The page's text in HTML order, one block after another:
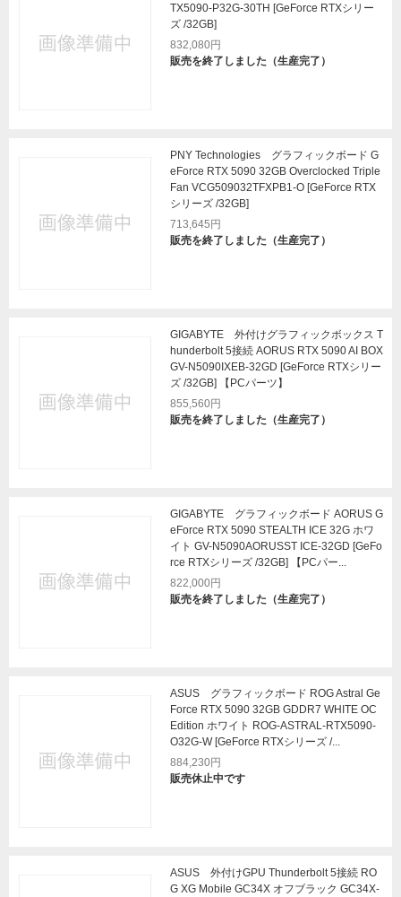
TX5090-P32G-30TH [GeForce RTXシリー
ズ /32GB]
832,080円
販売を終了しました（生産完了）
PNY Technologies グラフィックボード G
eForce RTX 5090 32GB Overclocked Triple
Fan VCG509032TFXPB1-O [GeForce RTX
シリーズ /32GB]
713,645円
販売を終了しました（生産完了）
GIGABYTE 外付けグラフィックボックス T
hunderbolt 5接続 AORUS RTX 5090 AI BOX
GV-N5090IXEB-32GD [GeForce RTXシリー
ズ /32GB] 【PCパーツ】
855,560円
販売を終了しました（生産完了）
GIGABYTE グラフィックボード AORUS G
eForce RTX 5090 STEALTH ICE 32G ホワ
イト GV-N5090AORUSST ICE-32GD [GeFo
rce RTXシリーズ /32GB] 【PCパー...
822,000円
販売を終了しました（生産完了）
ASUS グラフィックボード ROG Astral Ge
Force RTX 5090 32GB GDDR7 WHITE OC
Edition ホワイト ROG-ASTRAL-RTX5090-
O32G-W [GeForce RTXシリーズ /...
884,230円
販売休止中です
ASUS 外付けGPU Thunderbolt 5接続 RO
G XG Mobile GC34X オフブラック GC34X-